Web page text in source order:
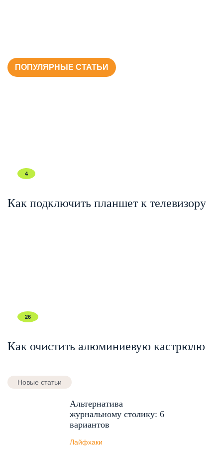
ПОПУЛЯРНЫЕ СТАТЬИ
4
Как подключить планшет к телевизору
26
Как очистить алюминиевую кастрюлю
Новые статьи
Альтернатива
журнальному столику: 6
вариантов
Лайфхаки